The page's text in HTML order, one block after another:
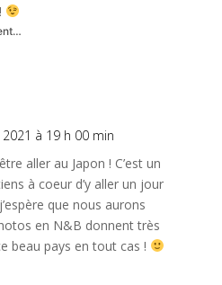
à 19 h 00 min
aller au Japon ! C’est un
à coeur d’y aller un jour
que nous aurons
en N&B donnent très
beau pays en tout cas !